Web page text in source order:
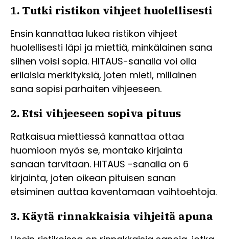
1. Tutki ristikon vihjeet huolellisesti
Ensin kannattaa lukea ristikon vihjeet
huolellisesti läpi ja miettiä, minkälainen sana
siihen voisi sopia. HITAUS-sanalla voi olla
erilaisia merkityksiä, joten mieti, millainen
sana sopisi parhaiten vihjeeseen.
2. Etsi vihjeeseen sopiva pituus
Ratkaisua miettiessä kannattaa ottaa
huomioon myös se, montako kirjainta
sanaan tarvitaan. HITAUS -sanalla on 6
kirjainta, joten oikean pituisen sanan
etsiminen auttaa kaventamaan vaihtoehtoja.
3. Käytä rinnakkaisia vihjeitä apuna